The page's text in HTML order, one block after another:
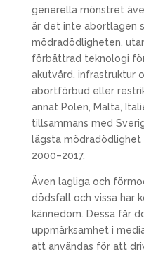
generella mönstret
är det inte abortlagen
mödradödligheten,
förbättrad teknologi
akutvård, infrastruktur
abortförbud eller
annat Polen, Malta,
tillsammans med
lägsta
2000–2017.
Även lagliga och
dödsfall och vissa har
kännedom. Dessa får
uppmärksamhet i
att användas för att